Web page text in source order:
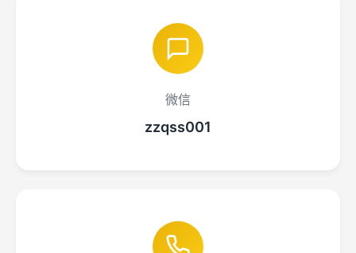
微信
zzqss001